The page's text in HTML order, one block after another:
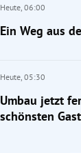
Heute, 06:00
Ein Weg aus
Heute, 05:30
Umbau jetzt
schönsten